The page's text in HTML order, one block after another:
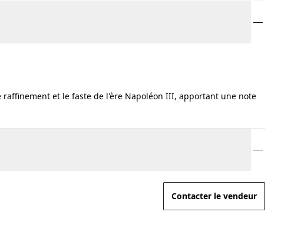
et le faste de l'ère Napoléon III, apportant une note
Contacter le vendeur